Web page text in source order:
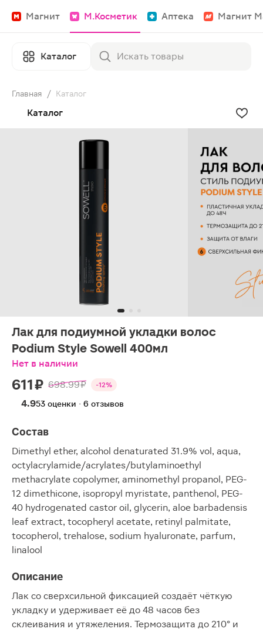
Магнит М.Косметик Аптека Магнит
Каталог
Главная / Каталог
Каталог
Лак для подиумной укладки волос
Podium Style Sowell 400мл
Нет в наличии
611 ₽ 698.99 ₽ -12%
4.953 оценки · 6 отзывов
Состав
Dimethyl ether, alcohol denaturated 31.9% vol, aqua,
octylacrylamide/acrylates/butylaminoethyl
methacrylate copolymer, aminomethyl propanol, PEG-
12 dimethicone, isopropyl myristate, panthenol, PEG-
40 hydrogenated castor oil, glycerin, aloe barbadensis
leaf extract, tocopheryl acetate, retinyl palmitate,
tocopherol, trehalose, sodium hyaluronate, parfum,
linalool
Описание
Лак со сверхсильной фиксацией создаёт чёткую
укладку и удерживает её до 48 часов без
склеивания и утяжеления. Термозащита до 210° и